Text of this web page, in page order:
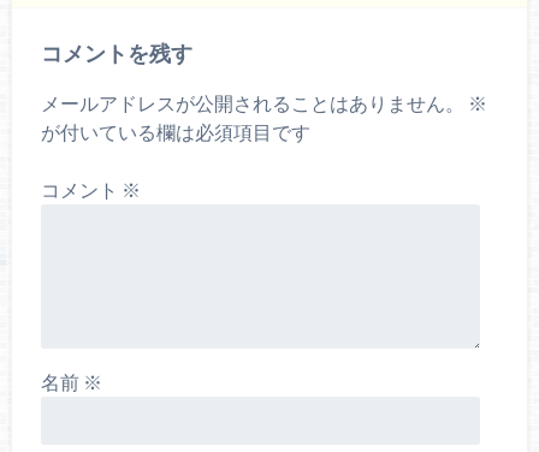
コメントを残す
メールアドレスが公開されることはありません。
※
が付いている欄は必須項目です
コメント ※
名前 ※